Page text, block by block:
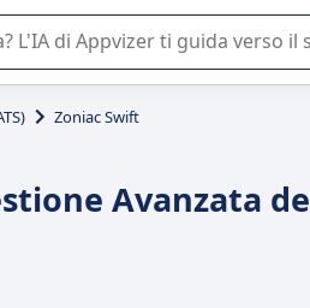
nell'utilizzo o nella scelta di un
Zoniac Swift
Avanzata